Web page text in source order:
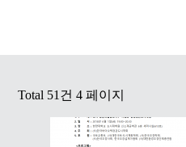
Total 51건 4 페이지